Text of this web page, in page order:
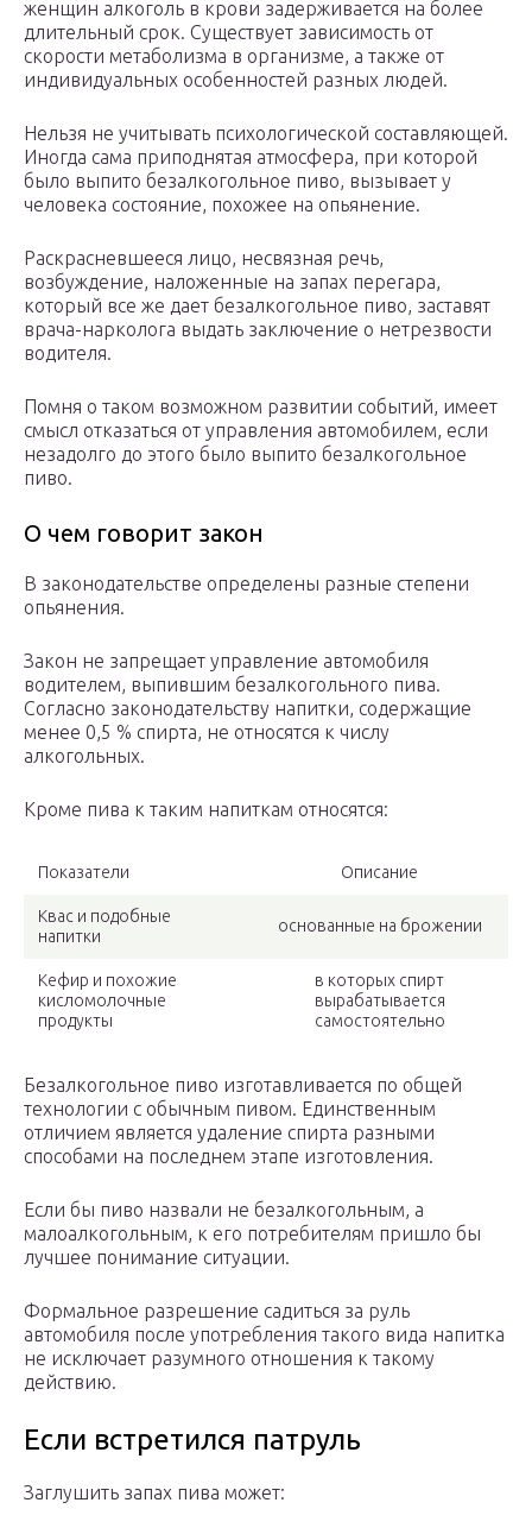
женщин алкоголь в крови задерживается на более
длительный срок. Существует зависимость от
скорости метаболизма в организме, а также от
индивидуальных особенностей разных людей.
Нельзя не учитывать психологической составляющей.
Иногда сама приподнятая атмосфера, при которой
было выпито безалкогольное пиво, вызывает у
человека состояние, похожее на опьянение.
Раскрасневшееся лицо, несвязная речь,
возбуждение, наложенные на запах перегара,
который все же дает безалкогольное пиво, заставят
врача-нарколога выдать заключение о нетрезвости
водителя.
Помня о таком возможном развитии событий, имеет
смысл отказаться от управления автомобилем, если
незадолго до этого было выпито безалкогольное
пиво.
О чем говорит закон
В законодательстве определены разные степени
опьянения.
Закон не запрещает управление автомобиля
водителем, выпившим безалкогольного пива.
Согласно законодательству напитки, содержащие
менее 0,5 % спирта, не относятся к числу
алкогольных.
Кроме пива к таким напиткам относятся:
Показатели Описание
Квас и подобные
напитки
основанные на брожении
Кефир и похожие
кисломолочные
продукты
в которых спирт
вырабатывается
самостоятельно
Безалкогольное пиво изготавливается по общей
технологии с обычным пивом. Единственным
отличием является удаление спирта разными
способами на последнем этапе изготовления.
Если бы пиво назвали не безалкогольным, а
малоалкогольным, к его потребителям пришло бы
лучшее понимание ситуации.
Формальное разрешение садиться за руль
автомобиля после употребления такого вида напитка
не исключает разумного отношения к такому
действию.
Если встретился патруль
Заглушить запах пива может: